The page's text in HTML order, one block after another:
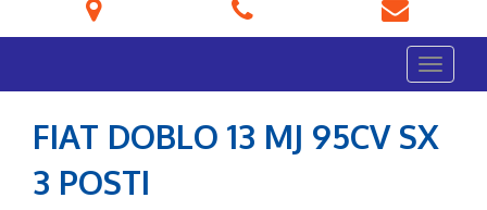
Menù
FIAT DOBLO 13 MJ 95CV SX
3 POSTI